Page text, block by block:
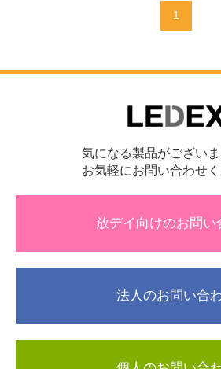
1
気になる製品がございま
お気軽にお問い合わせく
放デイ向けのお問い
法人のお問い合